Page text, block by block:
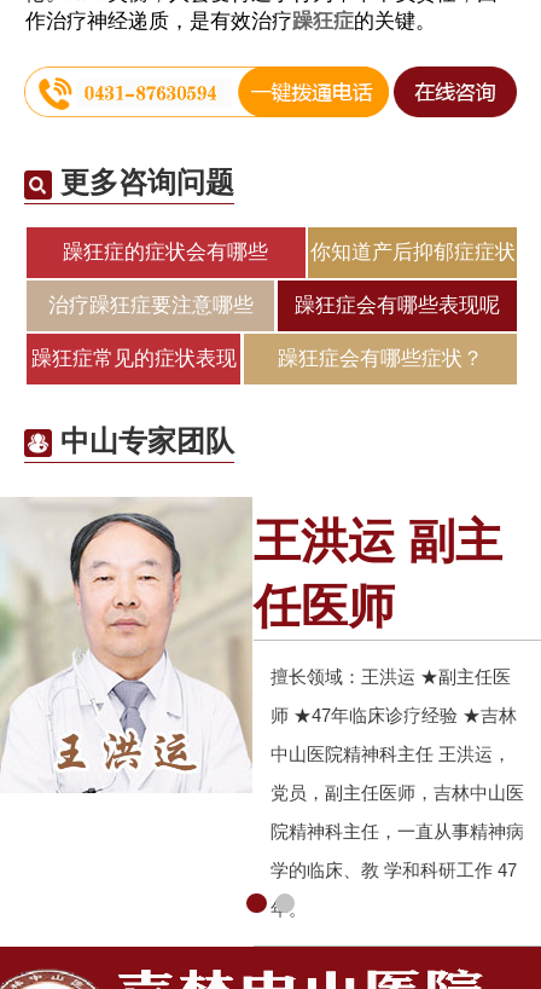
作治疗神经递质，是有效治疗躁狂症的关键。
更多咨询问题
躁狂症的症状会有哪些 你知道产后抑郁症症状
治疗躁狂症要注意哪些 躁狂症会有哪些表现呢
躁狂症常见的症状表现 躁狂症会有哪些症状？
中山专家团队
王洪运 副主
任医师
擅长领域：王洪运 ★副主任医
师 ★47年临床诊疗经验 ★吉林
中山医院精神科主任 王洪运，
党员，副主任医师，吉林中山医
院精神科主任，一直从事精神病
学的临床、教 学和科研工作 47
年。